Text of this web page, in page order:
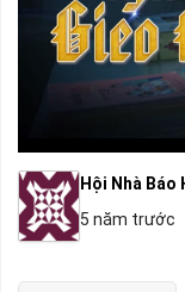
Hội Nhà Báo
5 năm trước